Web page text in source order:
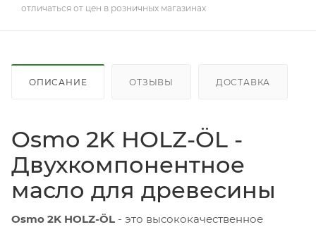
отличаться от цен в розничных магазинах
ОПИСАНИЕ ОТЗЫВЫ ДОСТАВКА
Osmo 2K HOLZ-ÖL -
Двухкомпонентное
масло для древесины
Osmo 2K HOLZ-ÖL - это высококачественное